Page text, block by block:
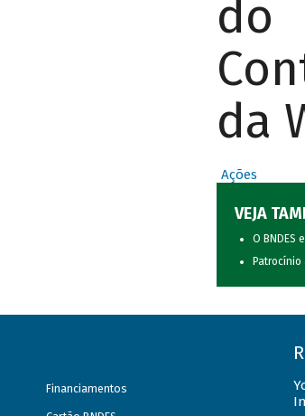
do
da
Ações
VEJA
O BNDES
Financiamentos